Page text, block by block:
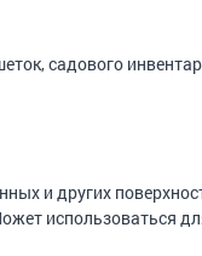
садового
и других
использоваться